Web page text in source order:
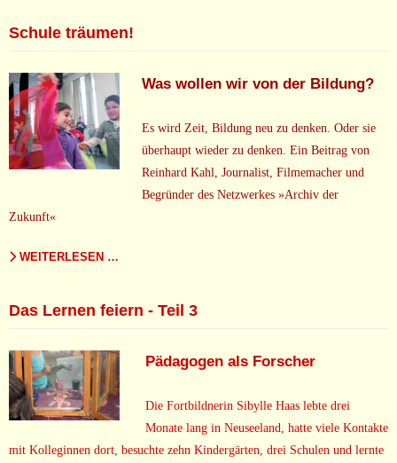
Schule träumen!
Was wollen wir von der Bildung?
Es wird Zeit, Bildung neu zu denken. Oder sie
überhaupt wieder zu denken. Ein Beitrag von
Reinhard Kahl, Journalist, Filmemacher und
Begründer des Netzwerkes »Archiv der
Zukunft«
WEITERLESEN …
Das Lernen feiern - Teil 3
Pädagogen als Forscher
Die Fortbildnerin Sibylle Haas lebte drei
Monate lang in Neuseeland, hatte viele Kontakte
mit Kolleginnen dort, besuchte zehn Kindergärten, drei Schulen und lernte